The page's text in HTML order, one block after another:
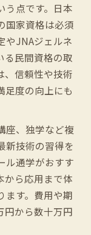
う点です。日本
国家資格は必須
やJNAジェルネ
る民間資格の取
、信頼性や技術
足度の向上にも
座、独学など複
新技術の習得を
ル通学がおすす
から応用まで体
ます。費用や期
円から数十万円